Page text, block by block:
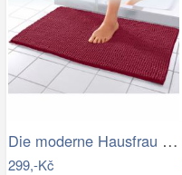
Die moderne Hausfrau Koupelnová…
299,-Kč